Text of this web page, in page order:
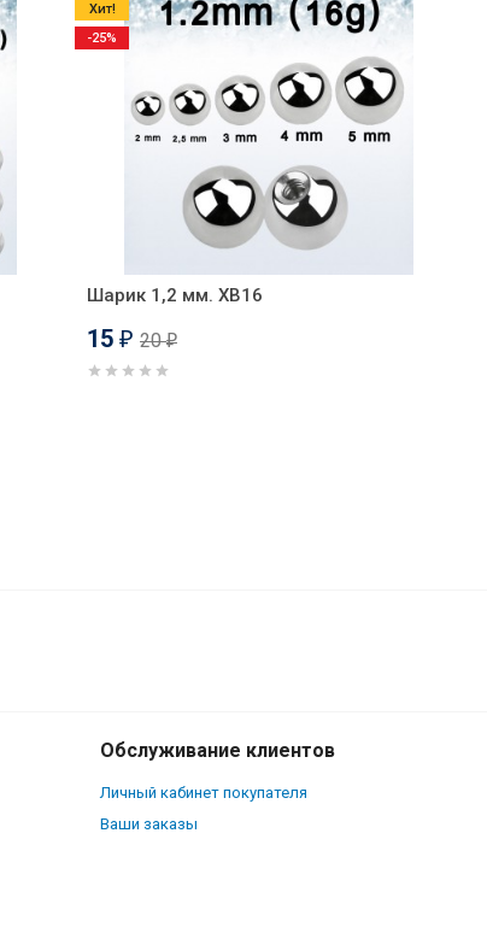
Шарик 1,2 мм. XB16
15 ₽ 20₽
Хит!
-25%
Обслуживание клиентов
Личный кабинет покупателя
Ваши заказы